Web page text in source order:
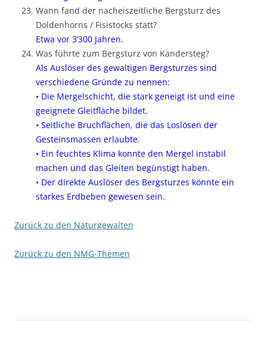
Wann fand der nacheiszeitliche Bergsturz des
Doldenhorns / Fisistocks statt?
Etwa vor 3’300 Jahren.
Was führte zum Bergsturz von Kandersteg?
Als Auslöser des gewaltigen Bergsturzes sind
verschiedene Gründe zu nennen:
• Die Mergelschicht, die stark geneigt ist und eine
geeignete Gleitfläche bildet.
• Seitliche Bruchflächen, die das Loslösen der
Gesteinsmassen erlaubte.
• Ein feuchtes Klima konnte den Mergel instabil
machen und das Gleiten begünstigt haben.
• Der direkte Auslöser des Bergsturzes könnte ein
starkes Erdbeben gewesen sein.
Zurück zu den Naturgewalten
Zurück zu den NMG-Themen